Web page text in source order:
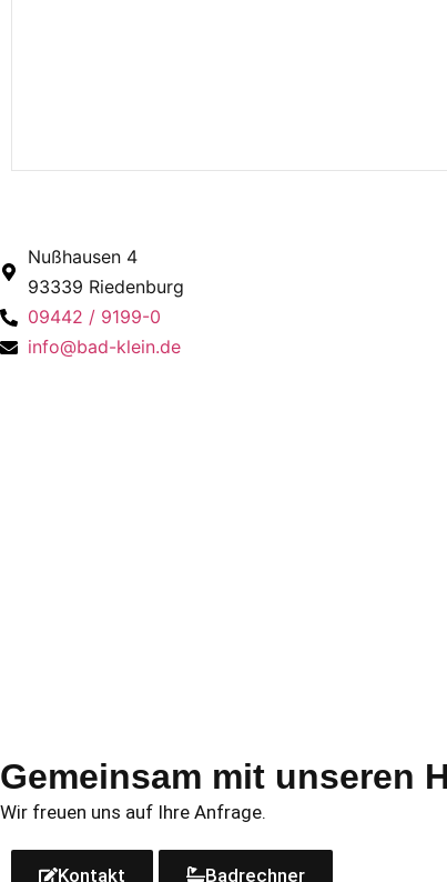
Nußhausen 4
93339 Riedenburg
09442 / 9199-0
info@bad-klein.de
Gemeinsam mit un­se­ren
Wir freu­en uns auf Ihre Anfrage.
Kontakt Badrechner